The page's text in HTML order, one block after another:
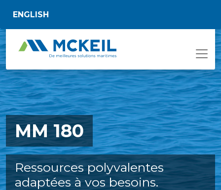
ENGLISH
MM 180
Ressources polyvalentes
adaptées à vos besoins.